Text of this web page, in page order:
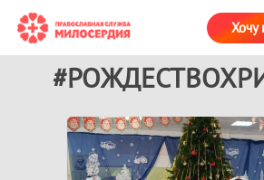
Хочу